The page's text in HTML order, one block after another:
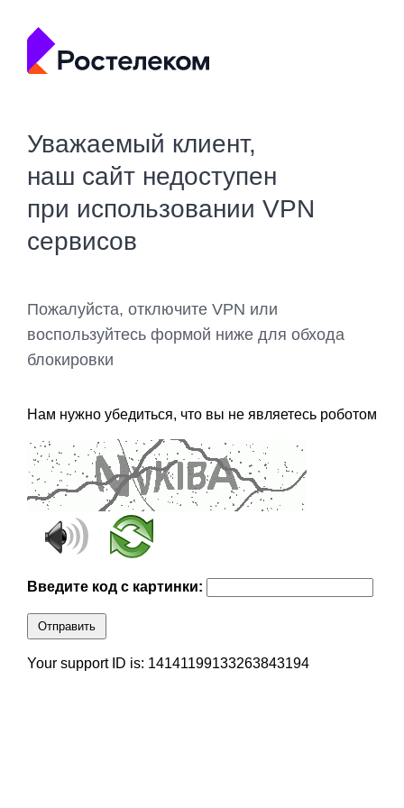
Уважаемый клиент,
наш сайт недоступен
при использовании VPN
сервисов
Пожалуйста, отключите VPN или
воспользуйтесь формой ниже для обхода
блокировки
Нам нужно убедиться, что вы не являетесь роботом
Введите код с картинки:
Отправить
Your support ID is: 14141199133263843194